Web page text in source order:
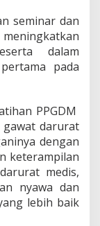
seminar dan
dalam
pada
PPGDM
darurat
dengan
keterampilan
medis,
nyawa dan
lebih baik